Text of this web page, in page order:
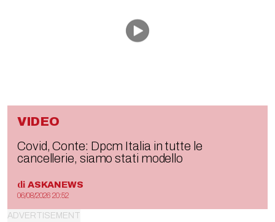
VIDEO
Covid, Conte: Dpcm Italia in tutte le
cancellerie, siamo stati modello
di ASKANEWS
06/08/2026 20:52